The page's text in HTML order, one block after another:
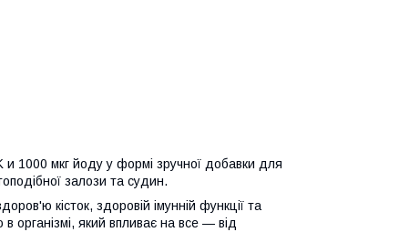
и 1000 мкг йоду у формі зручної добавки для
залози та судин.
кісток, здоровій імунній функції та
організмі, який впливає на все — від